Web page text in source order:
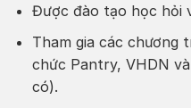
Được đào tạo học hỏi
Tham gia các chương
chức Pantry, VHDN
có).